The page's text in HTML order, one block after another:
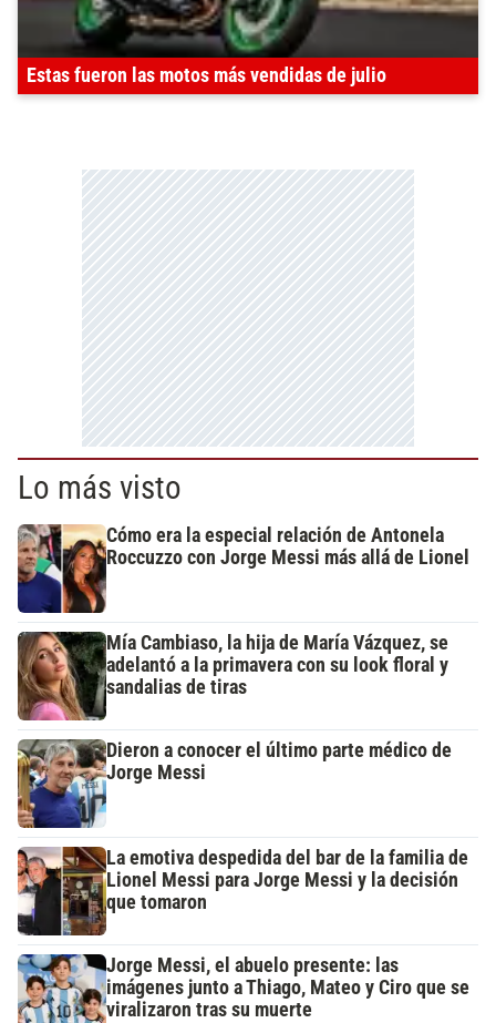
Estas fueron las motos más vendidas de julio
Lo más visto
Cómo era la especial relación de Antonela
Roccuzzo con Jorge Messi más allá de Lionel
Mía Cambiaso, la hija de María Vázquez, se
adelantó a la primavera con su look floral y
sandalias de tiras
Dieron a conocer el último parte médico de
Jorge Messi
La emotiva despedida del bar de la familia de
Lionel Messi para Jorge Messi y la decisión
que tomaron
Jorge Messi, el abuelo presente: las
imágenes junto a Thiago, Mateo y Ciro que se
viralizaron tras su muerte